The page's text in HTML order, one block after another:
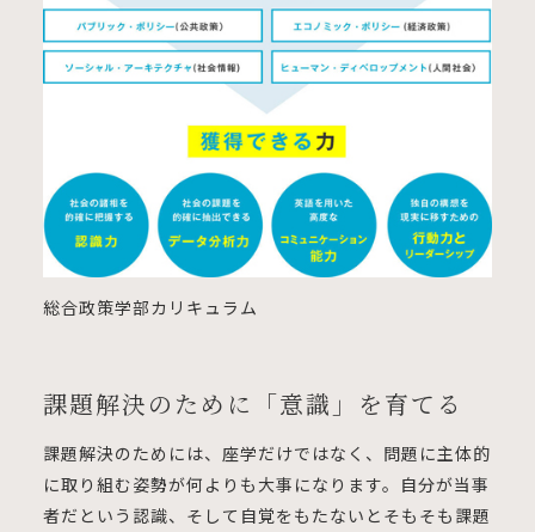
総合政策学部カリキュラム
課題解決のために「意識」を育てる
課題解決のためには、座学だけではなく、問題に主体的
に取り組む姿勢が何よりも大事になります。自分が当事
者だという認識、そして自覚をもたないとそもそも課題